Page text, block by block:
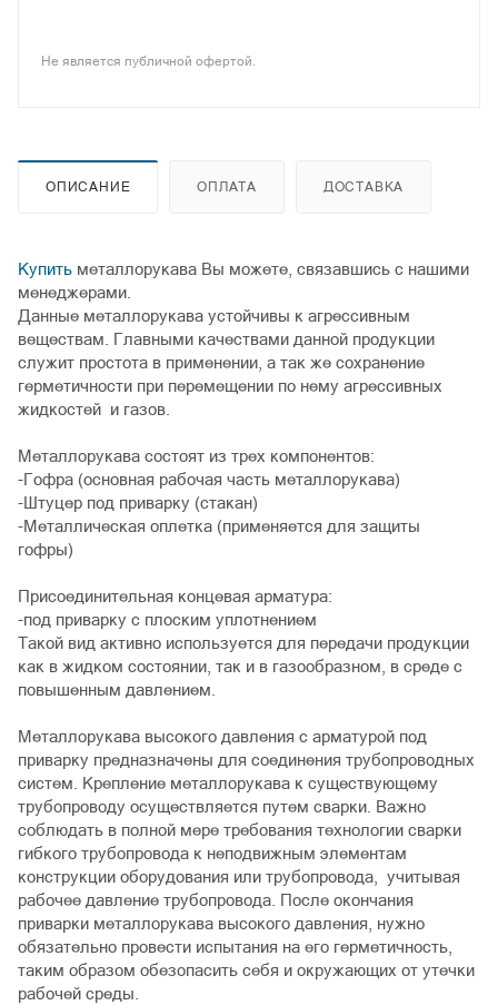
Не является публичной офертой.
ОПИСАНИЕ ОПЛАТА ДОСТАВКА
Купить металлорукава Вы можете, связавшись с нашими
менеджерами.
Данные металлорукава устойчивы к агрессивным
веществам. Главными качествами данной продукции
служит простота в применении, а так же сохранение
герметичности при перемещении по нему агрессивных
жидкостей и газов.
Металлорукава состоят из трех компонентов:
-Гофра (основная рабочая часть металлорукава)
-Штуцер под приварку (стакан)
-Металлическая оплетка (применяется для защиты
гофры)
Присоединительная концевая арматура:
-под приварку с плоским уплотнением
Такой вид активно используется для передачи продукции
как в жидком состоянии, так и в газообразном, в среде с
повышенным давлением.
Металлорукава высокого давления с арматурой под
приварку предназначены для соединения трубопроводных
систем. Крепление металлорукава к существующему
трубопроводу осуществляется путем сварки. Важно
соблюдать в полной мере требования технологии сварки
гибкого трубопровода к неподвижным элементам
конструкции оборудования или трубопровода, учитывая
рабочее давление трубопровода. После окончания
приварки металлорукава высокого давления, нужно
обязательно провести испытания на его герметичность,
таким образом обезопасить себя и окружающих от утечки
рабочей среды.